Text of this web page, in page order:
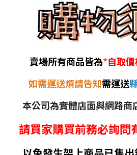
賣場所有商品皆為*自取
如需運送煩請告知需運送
本公司為實體店面與網路商
請買家購買前務必詢問